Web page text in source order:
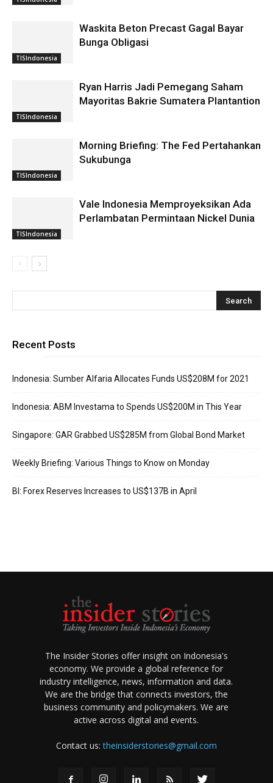
TISIndonesia
Waskita Beton Precast Gagal Bayar
Bunga Obligasi
TISIndonesia
Ryan Harris Jadi Pemegang Saham
Mayoritas Bakrie Sumatera Plantantion
TISIndonesia
Morning Briefing: The Fed Pertahankan
Sukubunga
TISIndonesia
Vale Indonesia Memproyeksikan Ada
Perlambatan Permintaan Nickel Dunia
Recent Posts
Indonesia: Sumber Alfaria Allocates Funds US$208M for 2021
Indonesia: ABM Investama to Spends US$200M in This Year
Singapore: GAR Grabbed US$285M from Global Bond Market
Weekly Briefing: Various Things to Know on Monday
BI: Forex Reserves Increases to US$137B in April
The Insider Stories offer insight on Indonesia's
economy. We provide a global reference for
industry intelligence, news, information and data.
We are the bridge that connects investors, the
business community and policymakers. We are
active across digital and events.
Contact us:theinsiderstories@gmail.com